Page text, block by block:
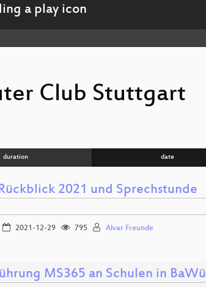
Club Stuttgart
duration date
2021 und Sprechstunde
2021-12-29 795 Alvar Freunde
MS365 an Schulen in BaWü